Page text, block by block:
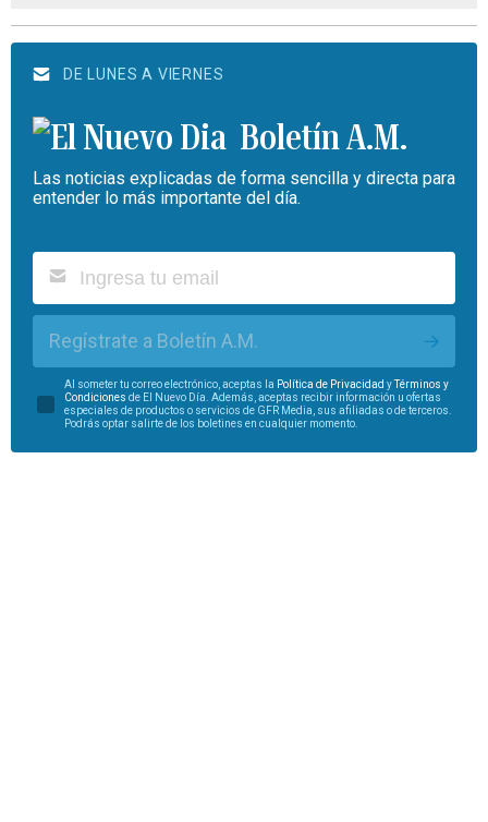
DE LUNES A VIERNES
Boletín A.M.
Las noticias explicadas de forma sencilla y directa para
entender lo más importante del día.
Regístrate a Boletín A.M.
Al someter tu correo electrónico, aceptas la Política de Privacidad yTérminos y
Condiciones de El Nuevo Día. Además, aceptas recibir información u ofertas
especiales de productos o servicios de GFR Media, sus afiliadas o de terceros.
Podrás optar salirte de los boletines en cualquier momento.